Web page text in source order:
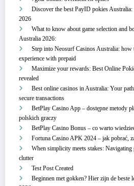
Discover the best PayID pokies
2026
What to know about game selection and
Australia 2026:
Step into Neosurf Casinos Australia:
experience with prepaid
Maximize your rewards: Best Online
revealed
Best online casinos in Australia: Your
secure transactions
BetPlay Casino App – dostępne metody
polskich graczy
BetPlay Casino Bonus – co warto
Fortuna Casino APK 2024 – jak pobrać,
When simplicity meets stakes:
clutter
Test Post Created
Beginnen met gokken? Hier zijn de beste